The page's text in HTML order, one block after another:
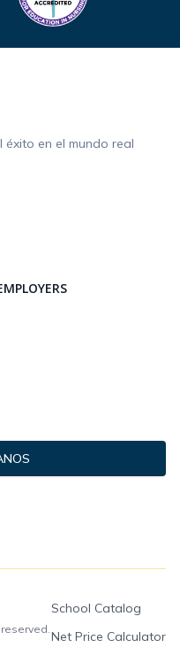
éxito en el mundo real
School Catalog
Net Price Calculator